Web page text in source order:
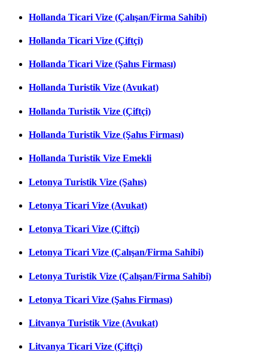
Hollanda Ticari Vize (Çalışan/Firma Sahibi)
Hollanda Ticari Vize (Çiftçi)
Hollanda Ticari Vize (Şahıs Firması)
Hollanda Turistik Vize (Avukat)
Hollanda Turistik Vize (Çiftçi)
Hollanda Turistik Vize (Şahıs Firması)
Hollanda Turistik Vize Emekli
Letonya Turistik Vize (Şahıs)
Letonya Ticari Vize (Avukat)
Letonya Ticari Vize (Çiftçi)
Letonya Ticari Vize (Çalışan/Firma Sahibi)
Letonya Turistik Vize (Çalışan/Firma Sahibi)
Letonya Ticari Vize (Şahıs Firması)
Litvanya Turistik Vize (Avukat)
Litvanya Ticari Vize (Çiftçi)